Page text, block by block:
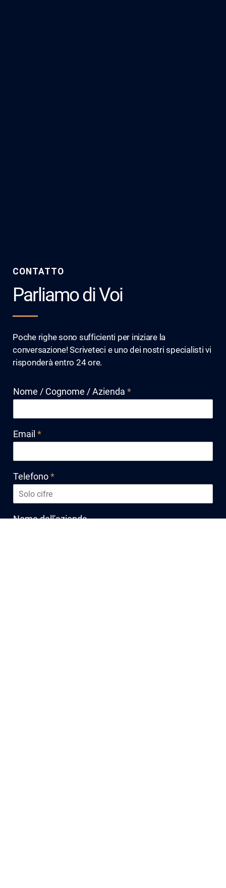
CONTATTO
Parliamo di Voi
Poche righe sono sufficienti per iniziare la
conversazione! Scriveteci e uno dei nostri specialisti vi
risponderà entro 24 ore.
Nome / Cognome / Azienda *
Email *
Telefono *
Nome dell'azienda